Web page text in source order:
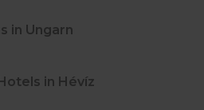
in Ungarn
in Hévíz